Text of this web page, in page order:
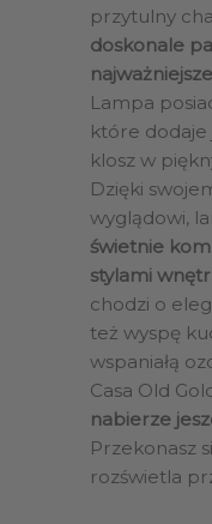
przytulny
doskonale
Lampa
które dodaje
klosz w
Dzięki
wyglądowi,
świetnie
stylami
chodzi o
też wyspę
wspaniałą
Casa Old
nabierze
Przekonasz
rozświetla